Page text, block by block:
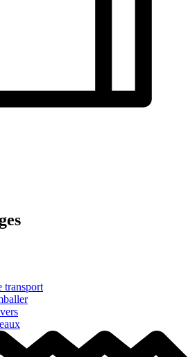
transport